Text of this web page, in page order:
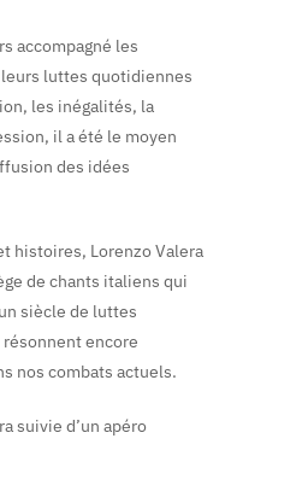
accompagné les
luttes quotidiennes
les inégalités, la
il a été le moyen
des idées
histoires, Lorenzo Valera
de chants italiens qui
siècle de luttes
encore
nos combats actuels.
suivie d’un apéro